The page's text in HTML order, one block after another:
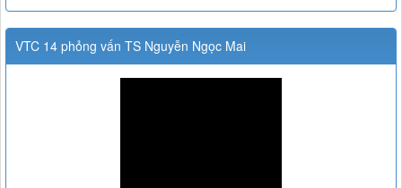
VTC 14 phỏng vấn TS Nguyễn Ngọc Mai